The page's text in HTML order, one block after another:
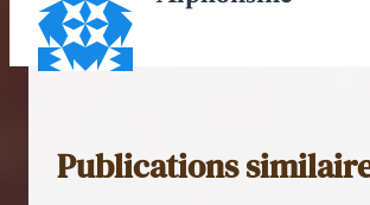
Publications